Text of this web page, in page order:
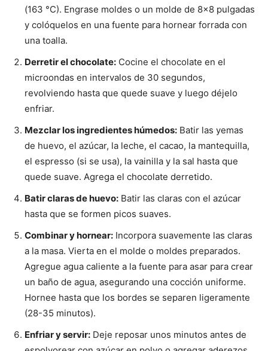
(163 °C). Engrase moldes o un molde de 8×8 pulgadas
y colóquelos en una fuente para hornear forrada con
una toalla.
Derretir el chocolate: Cocine el chocolate en el
microondas en intervalos de 30 segundos,
revolviendo hasta que quede suave y luego déjelo
enfriar.
Mezclar los ingredientes húmedos: Batir las yemas
de huevo, el azúcar, la leche, el cacao, la mantequilla,
el espresso (si se usa), la vainilla y la sal hasta que
quede suave. Agrega el chocolate derretido.
Batir claras de huevo: Batir las claras con el azúcar
hasta que se formen picos suaves.
Combinar y hornear: Incorpora suavemente las claras
a la masa. Vierta en el molde o moldes preparados.
Agregue agua caliente a la fuente para asar para crear
un baño de agua, asegurando una cocción uniforme.
Hornee hasta que los bordes se separen ligeramente
(28-35 minutos).
Enfriar y servir: Deje reposar unos minutos antes de